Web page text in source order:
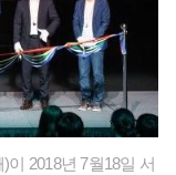
2018년 7월18일 서